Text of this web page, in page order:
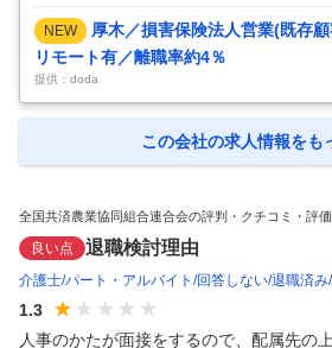
NEW
厚木／損害保険法人営業(既存
リモート有／離職率約4％
提供：doda
この会社の求人情報をも
全国共済農業協同組合連合会の評判・クチコミ・評価
良い点 退職検討理由
介護士 パート・アルバイト 回答しない 退職済み
1.3
人事のかたが面接をするので、配属先の